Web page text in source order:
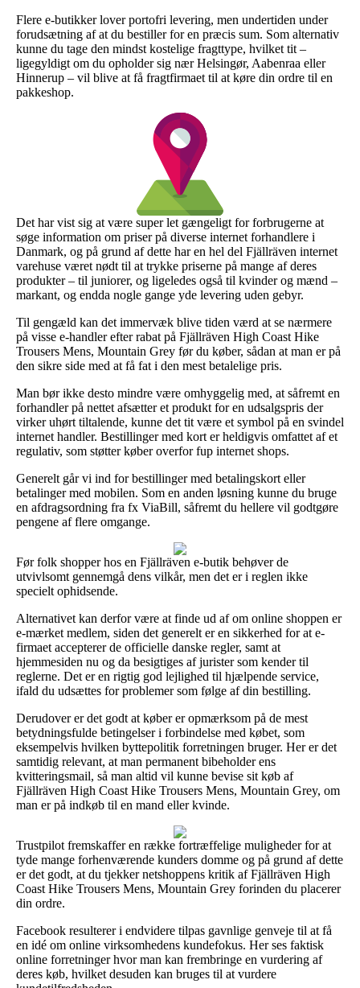
Flere e-butikker lover portofri levering, men undertiden under
forudsætning af at du bestiller for en præcis sum. Som alternativ
kunne du tage den mindst kostelige fragttype, hvilket tit –
ligegyldigt om du opholder sig nær Helsingør, Aabenraa eller
Hinnerup – vil blive at få fragtfirmaet til at køre din ordre til en
pakkeshop.
Det har vist sig at være super let gængeligt for forbrugerne at
søge information om priser på diverse internet forhandlere i
Danmark, og på grund af dette har en hel del Fjällräven internet
varehuse været nødt til at trykke priserne på mange af deres
produkter – til juniorer, og ligeledes også til kvinder og mænd –
markant, og endda nogle gange yde levering uden gebyr.
Til gengæld kan det immervæk blive tiden værd at se nærmere
på visse e-handler efter rabat på Fjällräven High Coast Hike
Trousers Mens, Mountain Grey før du køber, sådan at man er på
den sikre side med at få fat i den mest betalelige pris.
Man bør ikke desto mindre være omhyggelig med, at såfremt en
forhandler på nettet afsætter et produkt for en udsalgspris der
virker uhørt tiltalende, kunne det tit være et symbol på en svindel
internet handler. Bestillinger med kort er heldigvis omfattet af et
regulativ, som støtter køber overfor fup internet shops.
Generelt går vi ind for bestillinger med betalingskort eller
betalinger med mobilen. Som en anden løsning kunne du bruge
en afdragsordning fra fx ViaBill, såfremt du hellere vil godtgøre
pengene af flere omgange.
Før folk shopper hos en Fjällräven e-butik behøver de
utvivlsomt gennemgå dens vilkår, men det er i reglen ikke
specielt ophidsende.
Alternativet kan derfor være at finde ud af om online shoppen er
e-mærket medlem, siden det generelt er en sikkerhed for at e-
firmaet accepterer de officielle danske regler, samt at
hjemmesiden nu og da besigtiges af jurister som kender til
reglerne. Det er en rigtig god lejlighed til hjælpende service,
ifald du udsættes for problemer som følge af din bestilling.
Derudover er det godt at køber er opmærksom på de mest
betydningsfulde betingelser i forbindelse med købet, som
eksempelvis hvilken byttepolitik forretningen bruger. Her er det
samtidig relevant, at man permanent bibeholder ens
kvitteringsmail, så man altid vil kunne bevise sit køb af
Fjällräven High Coast Hike Trousers Mens, Mountain Grey, om
man er på indkøb til en mand eller kvinde.
Trustpilot fremskaffer en række fortræffelige muligheder for at
tyde mange forhenværende kunders domme og på grund af dette
er det godt, at du tjekker netshoppens kritik af Fjällräven High
Coast Hike Trousers Mens, Mountain Grey forinden du placerer
din ordre.
Facebook resulterer i endvidere tilpas gavnlige genveje til at få
en idé om online virksomhedens kundefokus. Her ses faktisk
online forretninger hvor man kan frembringe en vurdering af
deres køb, hvilket desuden kan bruges til at vurdere